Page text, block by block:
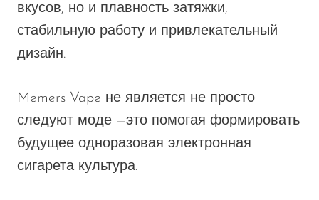
вкусов, но и плавность затяжки,
стабильную работу и привлекательный
дизайн.
Memers Vape не является не просто
следуют моде —это помогая формировать
будущее одноразовая электронная
сигарета культура.